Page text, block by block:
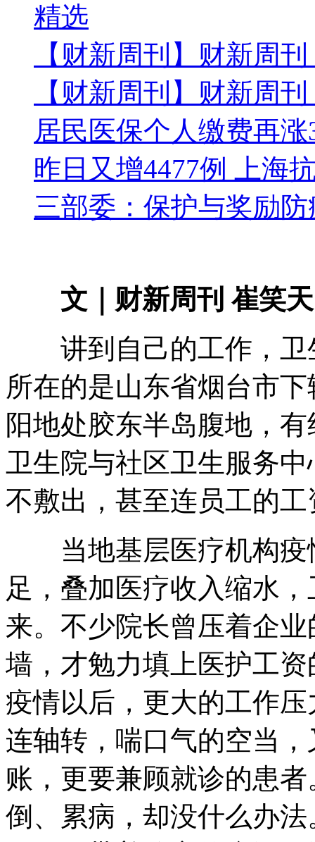
精选
【财新周刊】财新周
【财新周刊】财新周
居民医保个人缴费再
昨日又增4477例 上海
三部委：保护与奖励
文｜财新周刊 崔笑
讲到自己的工作，卫
所在的是山东省烟台市
阳地处胶东半岛腹地，
卫生院与社区卫生服务
不敷出，甚至连员工的
当地基层医疗机构疫
足，叠加医疗收入缩水
来。不少院长曾压着企
墙，才勉力填上医护工
疫情以后，更大的工作
连轴转，喘口气的空当
账，更要兼顾就诊的患
倒、累病，却没什么办